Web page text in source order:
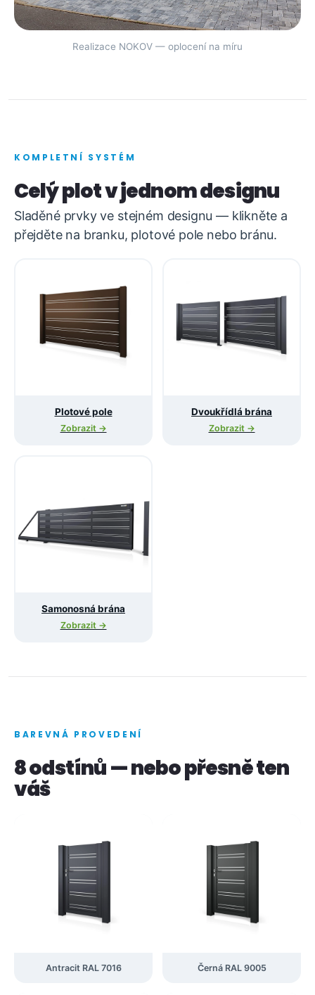
Realizace NOKOV — oplocení na míru
KOMPLETNÍ SYSTÉM
Celý plot v jednom designu
Sladěné prvky ve stejném designu — klikněte a
přejděte na branku, plotové pole nebo bránu.
Plotové pole
Zobrazit →
Dvoukřídlá brána
Zobrazit →
Samonosná brána
Zobrazit →
BAREVNÁ PROVEDENÍ
8 odstínů — nebo přesně ten
váš
Antracit RAL 7016 Černá RAL 9005